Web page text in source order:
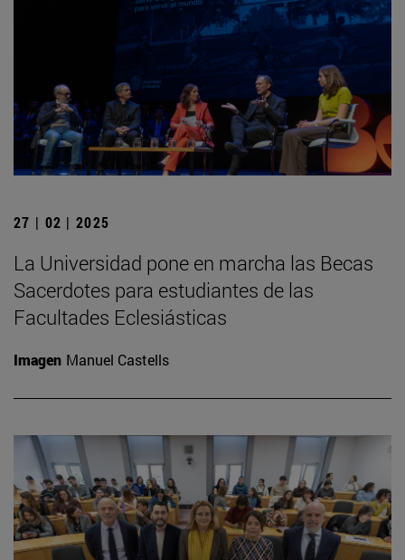
27 | 02 | 2025
La Universidad pone en marcha las Becas
Sacerdotes para estudiantes de las
Facultades Eclesiásticas
Imagen Manuel Castells